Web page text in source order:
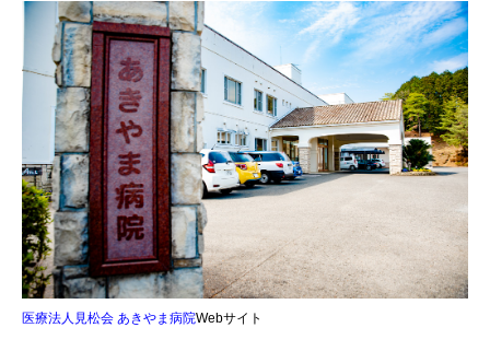
医療法人見松会 あきやま病院Webサイト